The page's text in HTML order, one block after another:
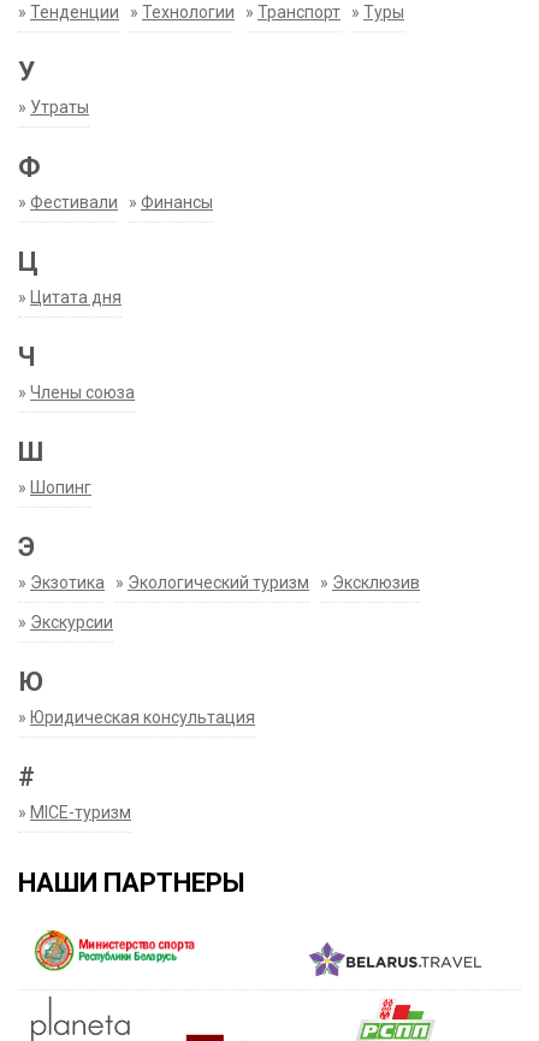
» Тенденции » Технологии » Транспорт » Туры
У
» Утраты
Ф
» Фестивали » Финансы
Ц
» Цитата дня
Ч
» Члены союза
Ш
» Шопинг
Э
» Экзотика » Экологический туризм » Эксклюзив
» Экскурсии
Ю
» Юридическая консультация
#
» MICE-туризм
НАШИ ПАРТНЕРЫ